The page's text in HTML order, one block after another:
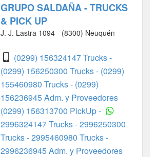
GRUPO SALDAÑA - TRUCKS
& PICK UP
J. J. Lastra 1094 - (8300) Neuquén
(0299) 156324147 Trucks -
(0299) 156250300 Trucks - (0299)
155460980 Trucks - (0299)
156236945 Adm. y Proveedores
(0299) 156313700 PickUp -
2996324147 Trucks -2996250300
Trucks -2995460980 Trucks -
2996236945 Adm. y Proveedores